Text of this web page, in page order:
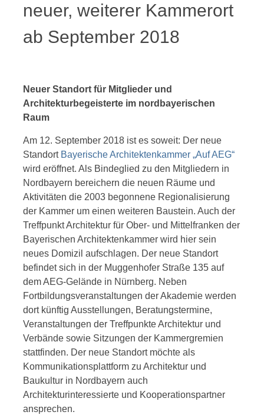
neuer, weiterer Kammerort
ab September 2018
Neuer Standort für Mitglieder und
Architekturbegeisterte im nordbayerischen
Raum
Am 12. September 2018 ist es soweit: Der neue
Standort Bayerische Architektenkammer „Auf AEG“
wird eröffnet. Als Bindeglied zu den Mitgliedern in
Nordbayern bereichern die neuen Räume und
Aktivitäten die 2003 begonnene Regionalisierung
der Kammer um einen weiteren Baustein. Auch der
Treffpunkt Architektur für Ober- und Mittelfranken der
Bayerischen Architektenkammer wird hier sein
neues Domizil aufschlagen. Der neue Standort
befindet sich in der Muggenhofer Straße 135 auf
dem AEG-Gelände in Nürnberg. Neben
Fortbildungsveranstaltungen der Akademie werden
dort künftig Ausstellungen, Beratungstermine,
Veranstaltungen der Treffpunkte Architektur und
Verbände sowie Sitzungen der Kammergremien
stattfinden. Der neue Standort möchte als
Kommunikationsplattform zu Architektur und
Baukultur in Nordbayern auch
Architekturinteressierte und Kooperationspartner
ansprechen.